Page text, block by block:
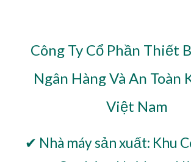
Công Ty Cổ Phần Thiết
Ngân Hàng Và An Toàn
Việt Nam
✔ Nhà máy sản xuất: Khu